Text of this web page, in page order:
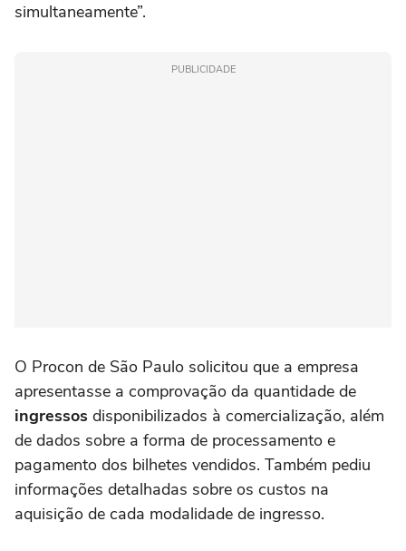
simultaneamente”.
PUBLICIDADE
O Procon de São Paulo solicitou que a empresa
apresentasse a comprovação da quantidade de
ingressos disponibilizados à comercialização, além
de dados sobre a forma de processamento e
pagamento dos bilhetes vendidos. Também pediu
informações detalhadas sobre os custos na
aquisição de cada modalidade de ingresso.